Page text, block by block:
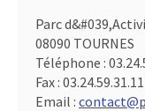
Parc
08090 TOURNES
Téléphone :
Fax : 03.24.59.31.11
Email :